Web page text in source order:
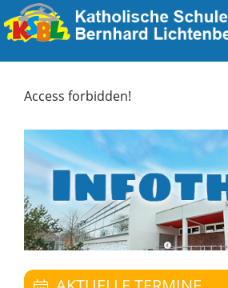
Access forbidden!